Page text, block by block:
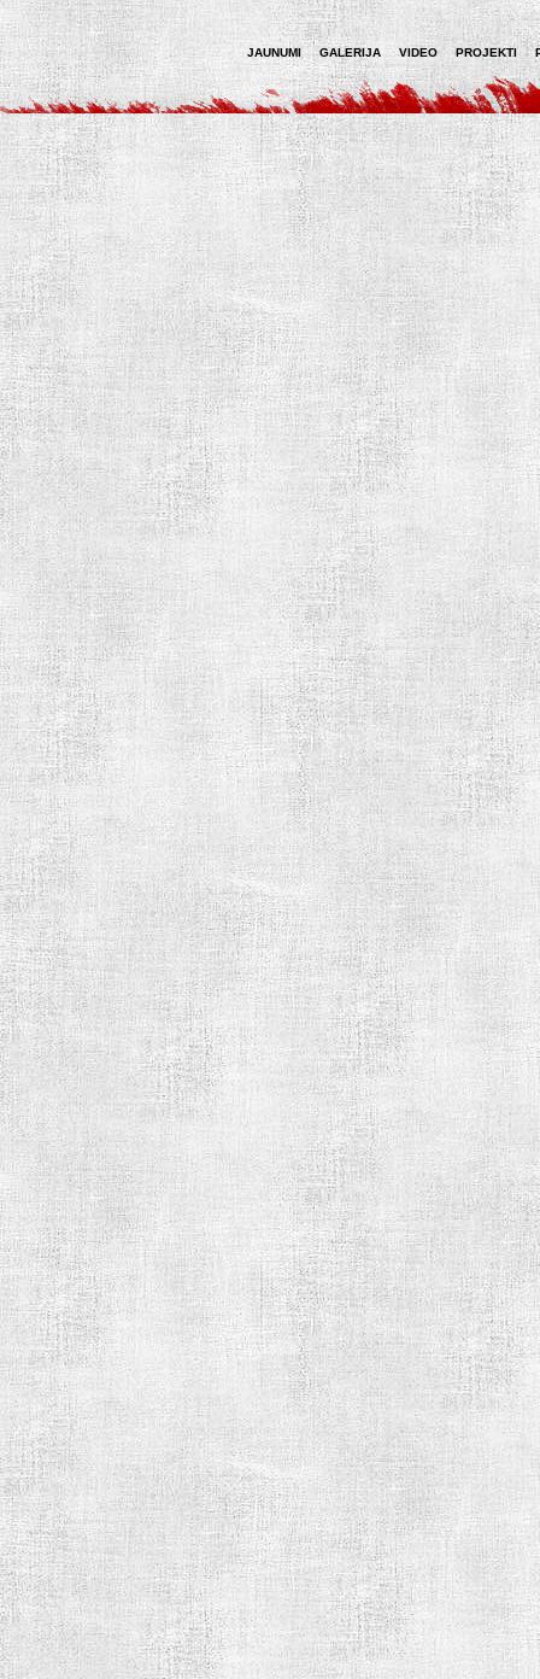
JAUNUMI GALERIJA VIDEO PROJEKTI